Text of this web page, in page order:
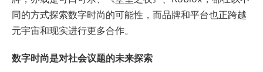
同的方式探索数字时尚的可能性，而品牌和平台也正跨越
元宇宙和现实进行更多合作。
数字时尚是对社会议题的未来探索